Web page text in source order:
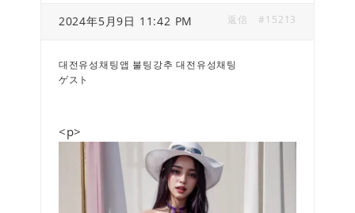
2024年5月9日 11:42 PM #15213
返信
대전유성채팅앱 불팅강추 대전유성채팅
ゲスト
<p>